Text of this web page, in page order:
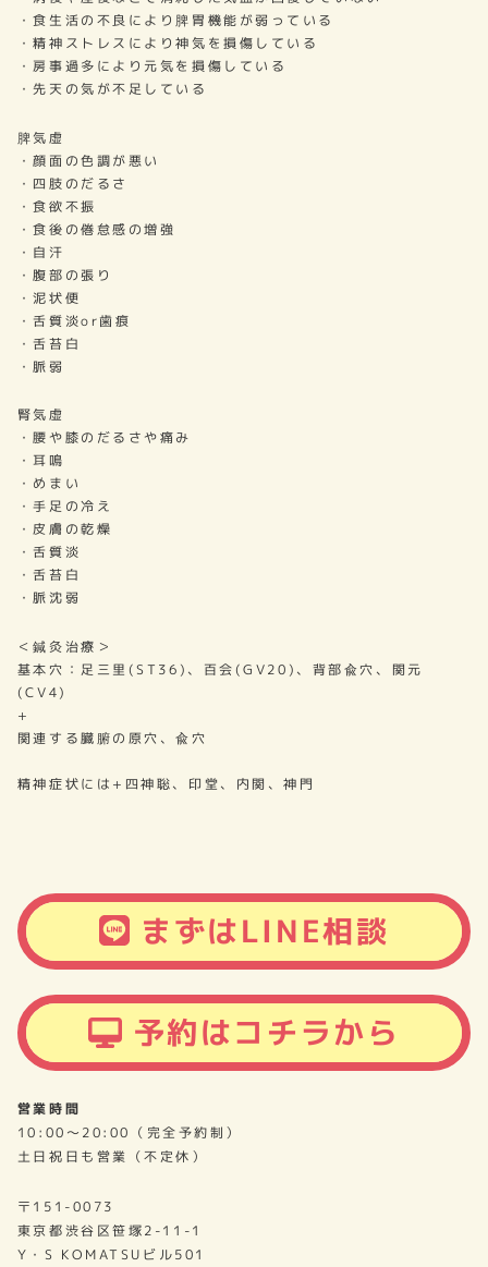
・食生活の不良により脾胃機能が弱っている
・精神ストレスにより神気を損傷している
・房事過多により元気を損傷している
・先天の気が不足している
脾気虚
・顔面の色調が悪い
・四肢のだるさ
・食欲不振
・食後の倦怠感の増強
・自汗
・腹部の張り
・泥状便
・舌質淡or歯痕
・舌苔白
・脈弱
腎気虚
・腰や膝のだるさや痛み
・耳鳴
・めまい
・手足の冷え
・皮膚の乾燥
・舌質淡
・舌苔白
・脈沈弱
＜鍼灸治療＞
基本穴：足三里(ST36)、百会(GV20)、背部兪穴、関元
(CV4)
+
関連する臓腑の原穴、兪穴
精神症状には+四神聡、印堂、内関、神門
まずはLINE相談
予約はコチラから
営業時間
10:00～20:00（完全予約制）
土日祝日も営業（不定休）
〒151-0073
東京都渋谷区笹塚2-11-1
Y・S KOMATSUビル501